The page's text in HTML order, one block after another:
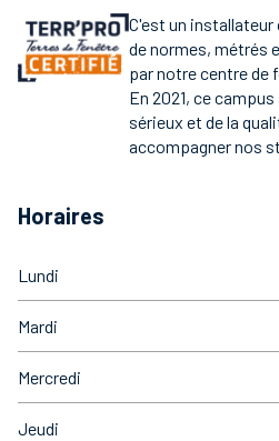
C'est un
de normes, métrés
par notre centre de
En 2021, ce
sérieux et de la
accompagner nos
Horaires
Lundi
Mardi
Mercredi
Jeudi